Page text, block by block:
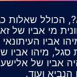
הכולל שאלות
מי אביו של
אביו
סגל, מיהו אביו
אביו של
ועוד.